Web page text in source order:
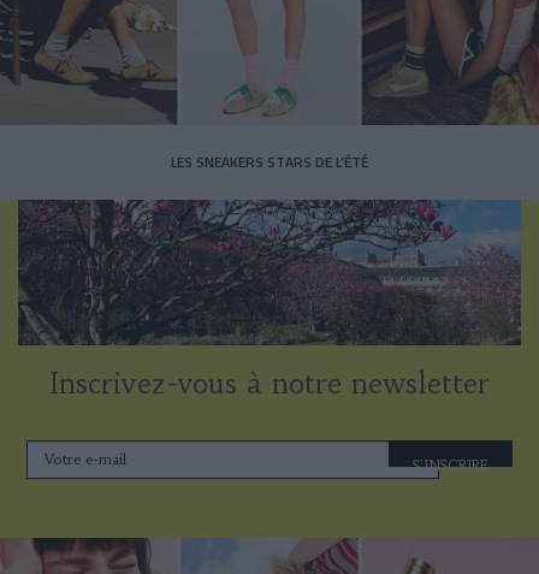
LES SNEAKERS STARS DE L’ÉTÉ
Inscrivez-vous à notre newsletter
S'INSCRIRE